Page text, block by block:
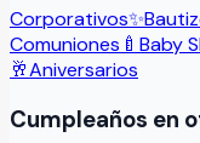
Corporativos✨
Comuniones 🍼 Baby
🥂Aniversarios
Cumpleaños en